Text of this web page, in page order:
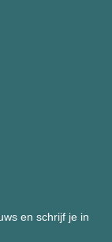
en schrijf je in